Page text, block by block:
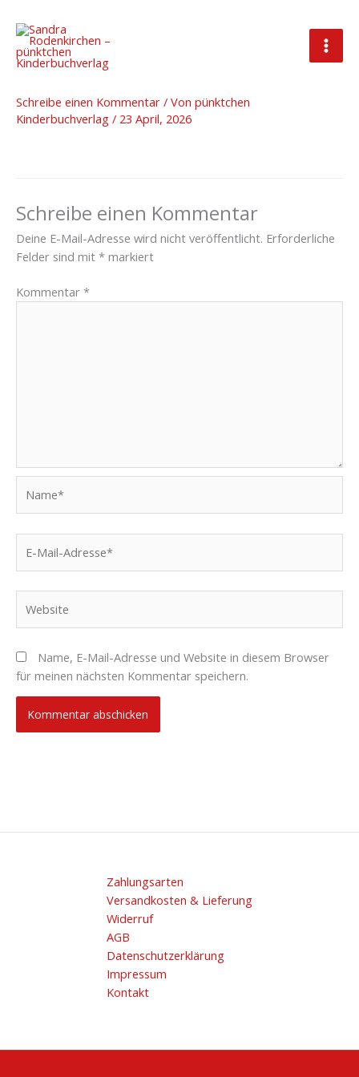
Inhalt
springen
Illustration am Wacom Board
Schreibe einen Kommentar / Von pünktchen
Kinderbuchverlag / 23 April, 2026
Schreibe einen Kommentar
Deine E-Mail-Adresse wird nicht veröffentlicht. Erforderliche
Felder sind mit * markiert
Kommentar *
Mail-
Name, E-Mail-Adresse und Website in diesem Browser
für meinen nächsten Kommentar speichern.
Zahlungsarten
Versandkosten & Lieferung
Widerruf
AGB
Datenschutzerklärung
Impressum
Kontakt